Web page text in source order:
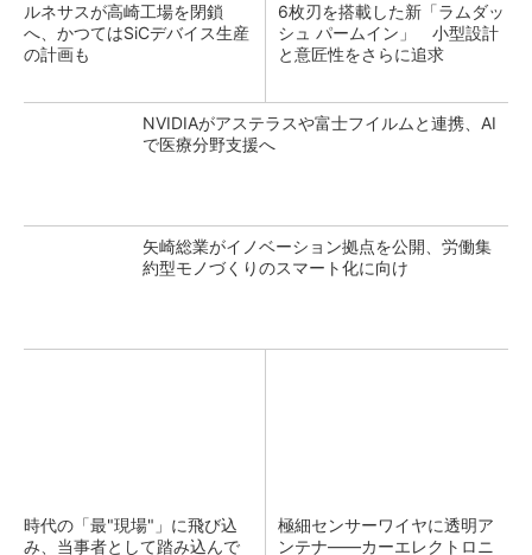
ルネサスが高崎工場を閉鎖
へ、かつてはSiCデバイス生産
の計画も
6枚刃を搭載した新「ラムダッ
シュ パームイン」 小型設計
と意匠性をさらに追求
NVIDIAがアステラスや富士フイルムと連携、AI
で医療分野支援へ
矢崎総業がイノベーション拠点を公開、労働集
約型モノづくりのスマート化に向け
時代の「最"現場"」に飛び込
み、当事者として踏み込んで
極細センサーワイヤに透明ア
ンテナ――カーエレクトロニ